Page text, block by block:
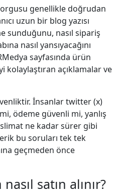
genellikle doğrudan
uzun bir blog yazısı
sunduğunu, nasıl sipariş
nasıl yansıyacağını
sayfasında ürün
kolaylaştıran açıklamalar ve
İnsanlar twitter (x)
ödeme güvenli mi, yanlış
ne kadar sürer gibi
bu soruları tek tek
geçmeden önce
satın alınır?